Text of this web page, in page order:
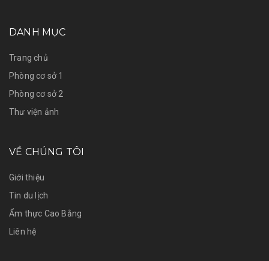
DANH MỤC
Trang chủ
Phòng cơ sở 1
Phòng cơ sở 2
Thư viện ảnh
VỀ CHÚNG TÔI
Giới thiệu
Tin du lịch
Ẩm thực Cao Bằng
Liên hệ